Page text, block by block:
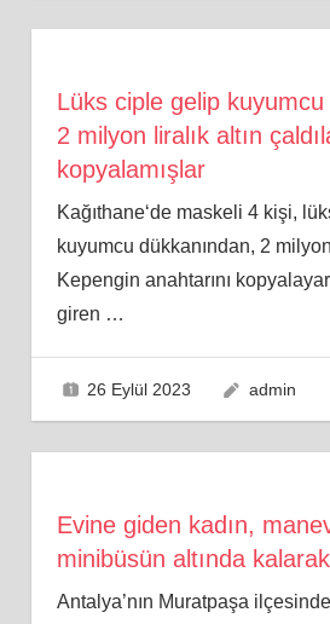
Lüks ciple gelip kuyumcu
2 milyon liralık altın
kopyalamışlar
Kağıthane‘de maskeli 4 kişi,
kuyumcu dükkanından, 2
Kepengin anahtarını
giren …
26 Eylül 2023 admin
Evine giden kadın,
minibüsün altında
Antalya’nın Muratpaşa